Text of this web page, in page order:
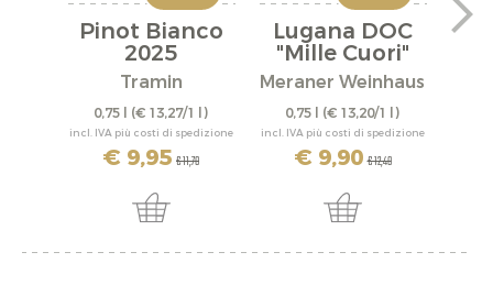
Pinot Bianco
2025
Tramin
0,75 l (€ 13,27/1 l)
incl. IVA più costi di spedizione
€ 9,95 € 11,70
Lugana DOC
"Mille Cuori"
2025
Meraner Weinhaus
0,75 l (€ 13,20/1 l)
incl. IVA più costi di spedizione
€ 9,90 € 12,40